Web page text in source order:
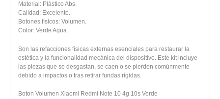
Material: Plástico Abs.
Calidad: Excelente.
Botones físicos: Volumen.
Color: Verde Agua.
Son las refacciones físicas externas esenciales para restaurar la
estética y la funcionalidad mecánica del dispositivo. Este kit incluye
las piezas que se desgastan, se caen o se pierden comúnmente
debido a impactos o tras retirar fundas rígidas.
Boton Volumen Xiaomi Redmi Note 10 4g 10s Verde